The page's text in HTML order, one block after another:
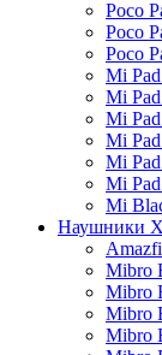
Poco
Poco
Poco
Mi
Mi
Mi
Mi
Mi
Mi
Mi
Наушники
Mibro
Mibro
Mibro
Mibro